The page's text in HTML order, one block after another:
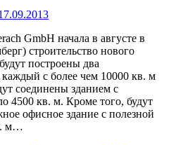
GmbH начала в августе в
строительство нового
построены два
с более чем 10000 кв. м
соединены зданием с
4500 кв. м. Кроме того, будут
офисное здание с полезной
м…